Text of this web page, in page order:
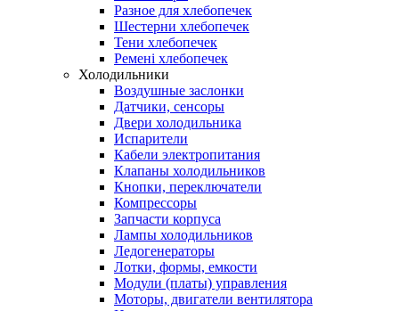
Разное для хлебопечек
Шестерни хлебопечек
Тени хлебопечек
Ремені хлебопечек
Холодильники
Воздушные заслонки
Датчики, сенсоры
Двери холодильника
Испарители
Кабели электропитания
Клапаны холодильников
Кнопки, переключатели
Компрессоры
Запчасти корпуса
Лампы холодильников
Ледогенераторы
Лотки, формы, емкости
Модули (платы) управления
Моторы, двигатели вентилятора